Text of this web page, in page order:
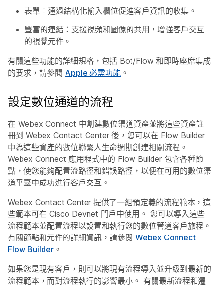
表單：通過結構化輸入欄位促進客戶資訊的收集。
豐富的連結：支援視頻和圖像的共用，增強客戶交互
的視覺元件。
有關這些功能的詳細規格，包括 Bot/Flow 和即時座席集成
的要求，請參閱 Apple 必需功能 。
設定數位通道的流程
在 Webex Connect 中創建數位渠道資產並將這些資產註
冊到 Webex Contact Center 後，您可以在 Flow Builder
中為這些資產的數位聯繫人生命週期創建相關流程。
Webex Connect 應用程式中的 Flow Builder 包含各種節
點，使您能夠配置流路徑和錯誤路徑，以便在可用的數位渠
道平臺中成功進行客戶交互。
Webex Contact Center 提供了一組預定義的流程範本，這
些範本可在 Cisco Devnet 門戶中使用。 您可以導入這些
流程範本並配置流程以設置和執行您的數位管道客戶旅程。
有關節點和元件的詳細資訊，請參閱 Webex Connect
Flow Builder 。
如果您是現有客戶，則可以將現有流程導入並升級到最新的
流程範本，而對流程執行的影響最小。 有關最新流程和遷